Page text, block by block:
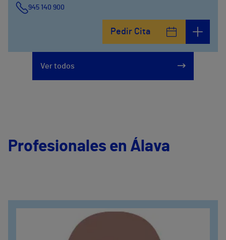
945 140 900
Pedir Cita
Ver todos
Profesionales en Álava